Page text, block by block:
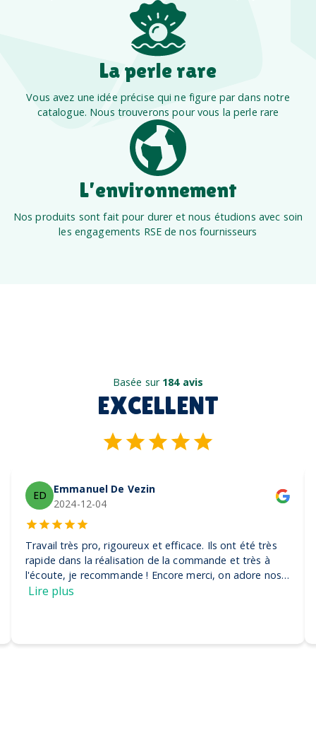
La perle rare
Vous avez une idée précise qui ne figure par dans notre
catalogue. Nous trouverons pour vous la perle rare
L’environnement
Nos produits sont fait pour durer et nous étudions avec soin
les engagements RSE de nos fournisseurs
Basée sur 184 avis
EXCELLENT
ED
Emmanuel De Vezin
2024-12-04
Travail très pro, rigoureux et efficace. Ils ont été très
rapide dans la réalisation de la commande et très à
l'écoute, je recommande ! Encore merci, on adore nos
casquettes
Lire plus